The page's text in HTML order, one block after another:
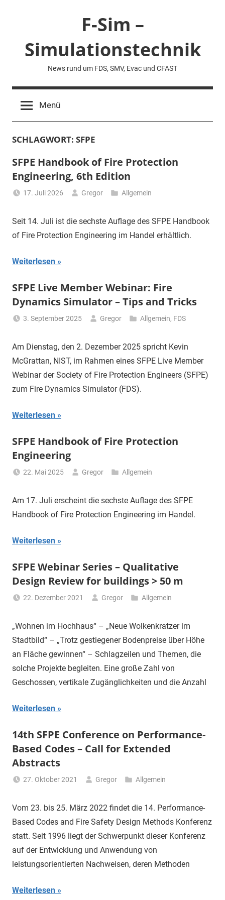
F-Sim –
Simulationstechnik
News rund um FDS, SMV, Evac und CFAST
Menü
SCHLAGWORT: SFPE
SFPE Handbook of Fire Protection
Engineering, 6th Edition
17. Juli 2026 Gregor Allgemein
Seit 14. Juli ist die sechste Auflage des SFPE Handbook
of Fire Protection Engineering im Handel erhältlich.
Weiterlesen
SFPE Live Member Webinar: Fire
Dynamics Simulator – Tips and Tricks
3. September 2025 Gregor Allgemein, FDS
Am Dienstag, den 2. Dezember 2025 spricht Kevin
McGrattan, NIST, im Rahmen eines SFPE Live Member
Webinar der Society of Fire Protection Engineers (SFPE)
zum Fire Dynamics Simulator (FDS).
Weiterlesen
SFPE Handbook of Fire Protection
Engineering
22. Mai 2025 Gregor Allgemein
Am 17. Juli erscheint die sechste Auflage des SFPE
Handbook of Fire Protection Engineering im Handel.
Weiterlesen
SFPE Webinar Series – Qualitative
Design Review for buildings > 50 m
22. Dezember 2021 Gregor Allgemein
„Wohnen im Hochhaus“ – „Neue Wolkenkratzer im
Stadtbild“ – „Trotz gestiegener Bodenpreise über Höhe
an Fläche gewinnen“ – Schlagzeilen und Themen, die
solche Projekte begleiten. Eine große Zahl von
Geschossen, vertikale Zugänglichkeiten und die Anzahl
Weiterlesen
14th SFPE Conference on Performance-
Based Codes – Call for Extended
Abstracts
27. Oktober 2021 Gregor Allgemein
Vom 23. bis 25. März 2022 findet die 14. Performance-
Based Codes and Fire Safety Design Methods Konferenz
statt. Seit 1996 liegt der Schwerpunkt dieser Konferenz
auf der Entwicklung und Anwendung von
leistungsorientierten Nachweisen, deren Methoden
Weiterlesen